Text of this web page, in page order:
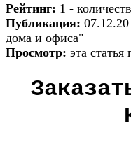
Рейтинг: 1 -
Публикация:
дома и офиса"
Просмотр: эта